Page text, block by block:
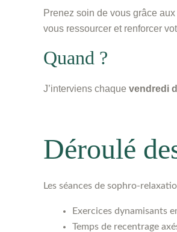
Prenez soin de vous grâce
vous ressourcer et renforcer
Quand ?
J’interviens chaque vendredi
Déroulé
Les séances de sophro-
Exercices dynamisants
Temps de recentrage